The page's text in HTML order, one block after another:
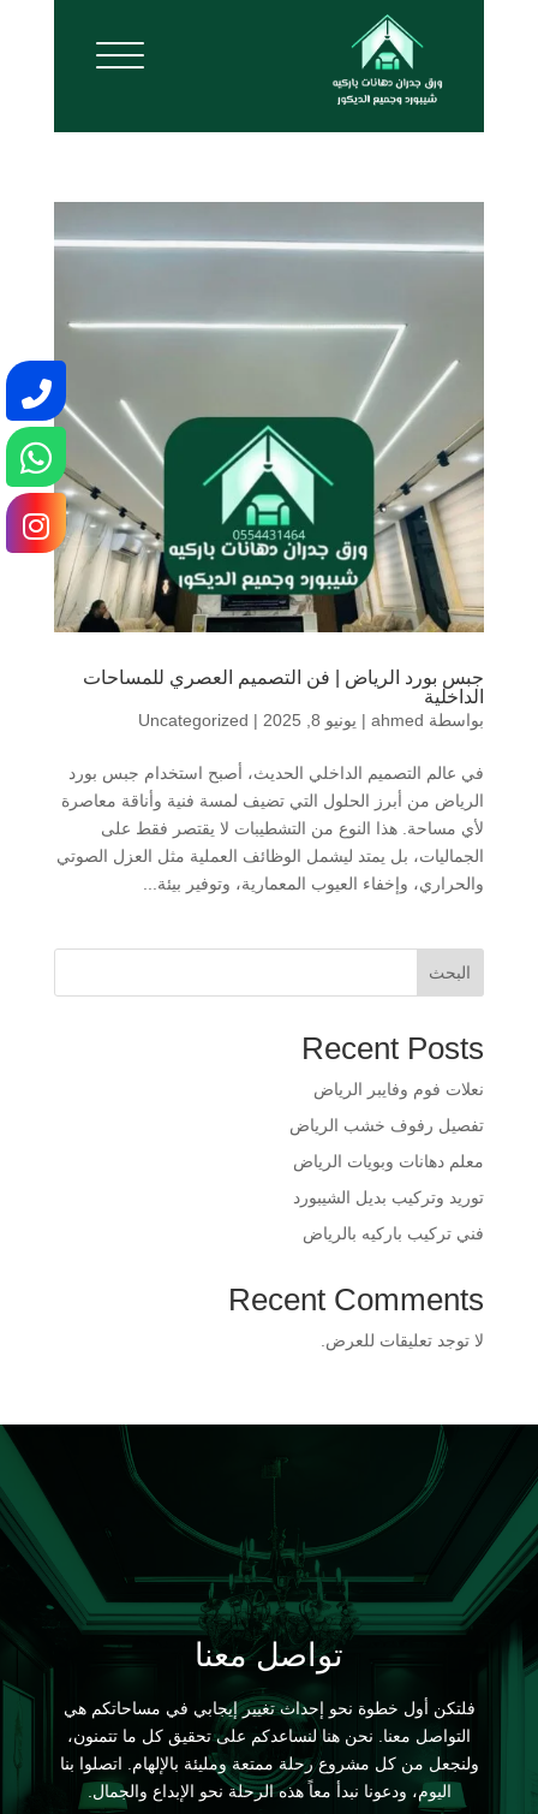
جبس بورد الرياض | فن التصميم العصري للمساحات
الداخلية
بواسطة ahmed
| يونيو 8, 2025 |
Uncategorized
في عالم التصميم الداخلي الحديث، أصبح استخدام جبس بورد
الرياض من أبرز الحلول التي تضيف لمسة فنية وأناقة معاصرة
لأي مساحة. هذا النوع من التشطيبات لا يقتصر فقط على
الجماليات، بل يمتد ليشمل الوظائف العملية مثل العزل الصوتي
والحراري، وإخفاء العيوب المعمارية، وتوفير بيئة...
البحث
Recent Posts
​نعلات فوم وفايبر الرياض
​تفصيل رفوف خشب الرياض
​معلم دهانات وبويات الرياض
​توريد وتركيب بديل الشيبورد
فني تركيب باركيه بالرياض
Recent Comments
لا توجد تعليقات للعرض.
تواصل معنا
فلتكن أول خطوة نحو إحداث تغيير إيجابي في مساحاتكم هي
التواصل معنا. نحن هنا لنساعدكم على تحقيق كل ما تتمنون،
ولنجعل من كل مشروع رحلة ممتعة ومليئة بالإلهام. اتصلوا بنا
اليوم، ودعونا نبدأ معاً هذه الرحلة نحو الإبداع والجمال.